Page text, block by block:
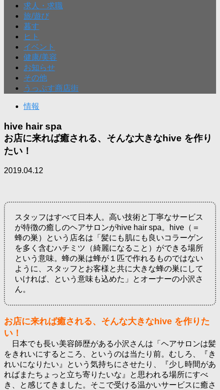
求人・求職
旅/遊び
暮す
ヒト
イベント
健康/美容
お知らせ
その他
うっぷす商店街
情報
hive hair spa
お店に来れば癒される、そんな大きなhive を作り
たい！
2019.04.12
スタッフはすべて日本人。高い技術と丁寧なサービス
が特徴の癒しのヘアサロンがhive hair spa。hive（＝
蜂の巣）という店名は「髪にも肌にも良いコラーゲン
を多く含むハチミツ（綺麗になること）ができる場所
という意味。蜂の巣は蜂が１匹で作れるものではない
ように、スタッフとお客様と共に大きな蜂の巣にして
いければ、という意味も込めた」とオーナーの小沢さ
ん。
お店に来れば癒される、そんな大きなhive を作りた
い！
日本でも長い美容師歴がある小沢さんは「ヘアサロンは髪
をきれいにするところ、というのは当たり前。むしろ、『き
れいになりたい』という気持ちにさせたり、『少し時間があ
ればまたちょっと立ち寄りたいな』と思われる場所にすべ
き、と感じてきました。そこで受ける温かいサービスに癒さ